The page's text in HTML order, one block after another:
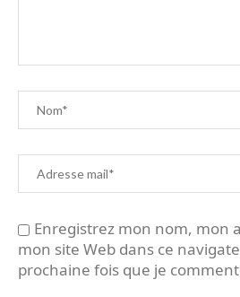
Enregistrez mon nom, mon
mon site Web dans ce
prochaine fois que je